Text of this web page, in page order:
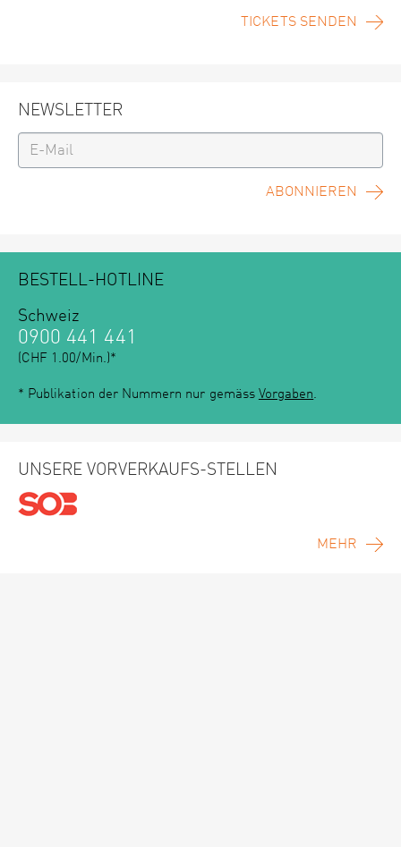
TICKETS SENDEN
NEWSLETTER
ABONNIEREN
BESTELL-HOTLINE
Schweiz
0900 441 441
(CHF 1.00/Min.)*
* Publikation der Nummern nur gemäss Vorgaben.
UNSERE VORVERKAUFS-STELLEN
MEHR